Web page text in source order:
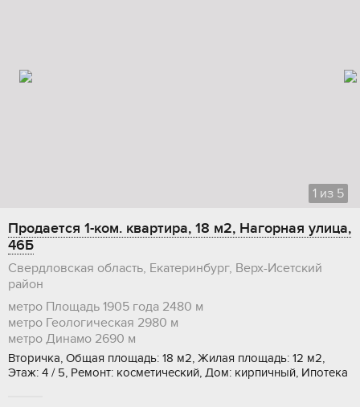
1 из 5
Продается 1-ком. квартира, 18 м2, Нагорная улица,
46Б
Свердловская область, Екатеринбург, Верх-Исетский
район
метро Площадь 1905 года 2480 м
метро Геологическая 2980 м
метро Динамо 2690 м
Вторичка, Общая площадь: 18 м2, Жилая площадь: 12 м2,
Этаж: 4 / 5, Ремонт: косметический, Дом: кирпичный, Ипотека